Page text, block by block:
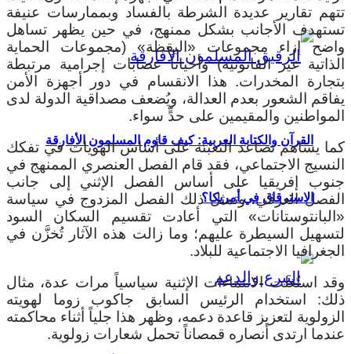
القرآن والكتابة العربية: كيف قاوم المسلمون الأفارقة
الاسترقاق في أمريكا؟
تتهم تقارير عديدة الشرطة بالفساد وبممارسات عنيفة
تستهدف الأجانب بشكل ممنهج، في حين يظهر تساهل
واضح إزاء مجموعات «اليقظة» (مجموعات الحماية
الذاتية غير القانونية) وأحياناً عصابات إجرامية مرتبطة
بتجارة المخدرات. هذا الانقسام في دور أجهزة الأمن
يفاقم الشعور بعدم العدالة، ويُضعف مصداقية الدولة لدى
المواطنين والمقيمين على حدٍّ سواء.
كما يساهم تصاعد التعبئة على أساس الهويات في تفكك
النسيج الاجتماعي، فقد قام الفصل العنصري الممنهج في
جنوب إفريقيا على أساس الفصل الإثني إلى جانب
الفصل العرقي، وتمثل ذلك الفصل المزدوج في سياسة
«البانتوستانات» التي أعادت تقسيم السكان السود
لتسهيل السيطرة عليهم؛ وما زالت هذه الآثار تُخزَّن في
الجغرافيا الاجتماعية للبلاد.
وقد استُغلت الانتماءات الإثنية سياسياً مرات عدة، مثال
ذلك: استخدام الرئيس السابق جاكوب زوما لهويته
الزولوية لتعزيز قاعدة دعمه، وظهر هذا جلياً أثناء محاكمته
عندما ارتدى أنصاره قمصاناً تحمل شعارات زولوية.